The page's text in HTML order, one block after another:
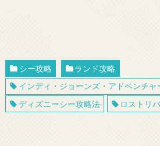
シー攻略
ランド攻略
インディ・ジョーンズ・アドベンチャ
ディズニーシー攻略法
ロストリ